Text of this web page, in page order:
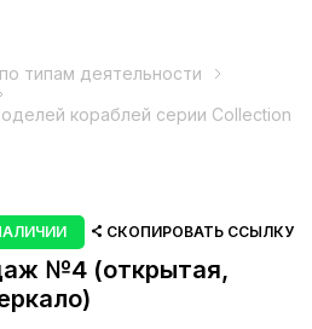
типам деятельности
кораблей серии Collection
СКОПИРОВАТЬ ССЫЛКУ
№4 (открытая,